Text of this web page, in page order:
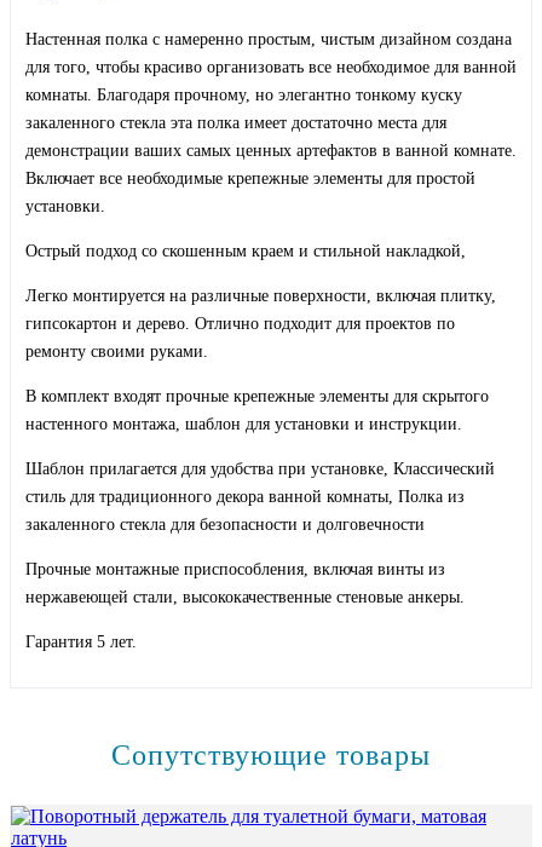
Настенная полка с намеренно простым, чистым дизайном создана
для того, чтобы красиво организовать все необходимое для ванной
комнаты. Благодаря прочному, но элегантно тонкому куску
закаленного стекла эта полка имеет достаточно места для
демонстрации ваших самых ценных артефактов в ванной комнате.
Включает все необходимые крепежные элементы для простой
установки.
Острый подход со скошенным краем и стильной накладкой,
Легко монтируется на различные поверхности, включая плитку,
гипсокартон и дерево. Отлично подходит для проектов по
ремонту своими руками.
В комплект входят прочные крепежные элементы для скрытого
настенного монтажа, шаблон для установки и инструкции.
Шаблон прилагается для удобства при установке, Классический
стиль для традиционного декора ванной комнаты, Полка из
закаленного стекла для безопасности и долговечности
Прочные монтажные приспособления, включая винты из
нержавеющей стали, высококачественные стеновые анкеры.
Гарантия 5 лет.
Сопутствующие товары